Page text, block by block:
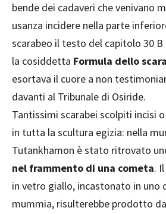
bende dei cadaveri che venivano
usanza incidere nella parte
scarabeo il testo del capitolo 30
la cosiddetta Formula dello
esortava il cuore a non
davanti al Tribunale di Osiride.
Tantissimi scarabei scolpiti incisi
in tutta la scultura egizia: nella
Tutankhamon è stato ritrovato
nel frammento di una cometa.
in vetro giallo, incastonato in uno
mummia, risulterebbe prodotto